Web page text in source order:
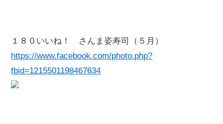
１８０いいね！ さんま姿寿司（５月）
https://www.facebook.com/photo.php?
fbid=1215501198467634